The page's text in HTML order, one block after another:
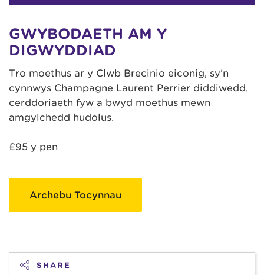
GWYBODAETH AM Y
DIGWYDDIAD
Tro moethus ar y Clwb Brecinio eiconig, sy’n
cynnwys Champagne Laurent Perrier diddiwedd,
cerddoriaeth fyw a bwyd moethus mewn
amgylchedd hudolus.
£95 y pen
Archebu Tocynnau
SHARE